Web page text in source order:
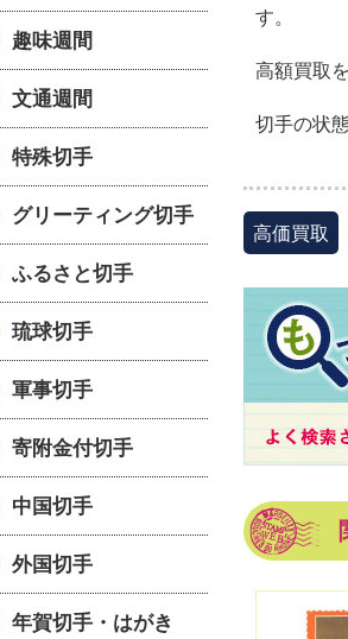
す。
高額買取
切手の状
高価買取
趣味週間
文通週間
特殊切手
グリーティング切手
ふるさと切手
琉球切手
軍事切手
寄附金付切手
中国切手
外国切手
年賀切手・はがき